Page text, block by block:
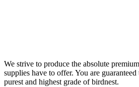
We strive to produce the absolute
supplies have to offer. You are
purest and highest grade of birdnest.